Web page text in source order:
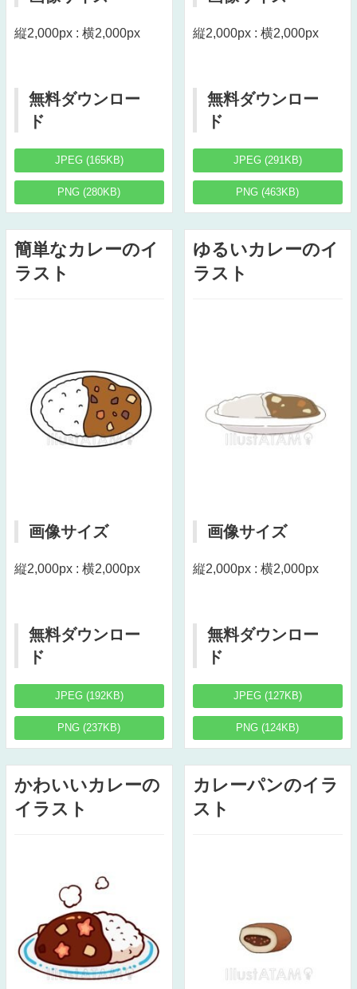
縦2,000px : 横2,000px
無料ダウンロー
ド
JPEG (165KB)
PNG (280KB)
縦2,000px : 横2,000px
無料ダウンロー
ド
JPEG (291KB)
PNG (463KB)
簡単なカレーのイ
ラスト
画像サイズ
縦2,000px : 横2,000px
無料ダウンロー
ド
JPEG (192KB)
PNG (237KB)
ゆるいカレーのイ
ラスト
画像サイズ
縦2,000px : 横2,000px
無料ダウンロー
ド
JPEG (127KB)
PNG (124KB)
かわいいカレーの
イラスト
カレーパンのイラ
スト